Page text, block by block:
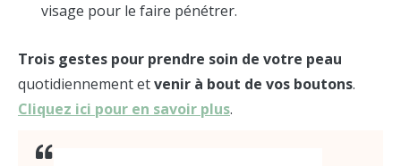
visage pour le faire pénétrer.
Trois gestes pour prendre soin de votre peau
quotidiennement etvenir à bout de vos boutons.
Cliquez ici pour en savoir plus.